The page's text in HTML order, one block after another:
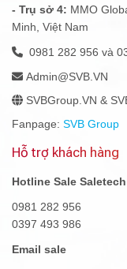
- Trụ sở 4: MMO
Minh, Việt Nam
0981 282 956 và
Admin@SVB.VN
SVBGroup.VN &
Fanpage: SVB Group
Hỗ trợ khách hàng
Hotline Sale
0981 282 956
0397 493 986
Email sale